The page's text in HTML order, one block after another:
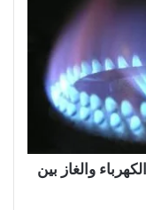
والغاز بين